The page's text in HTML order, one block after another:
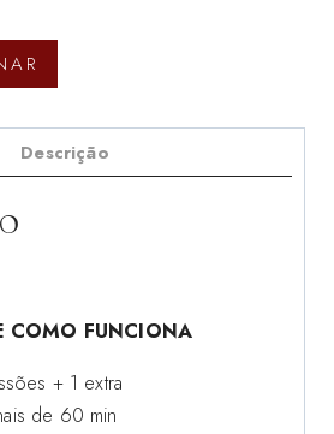
Descrição
COMO FUNCIONA
+ 1 extra
de 60 min